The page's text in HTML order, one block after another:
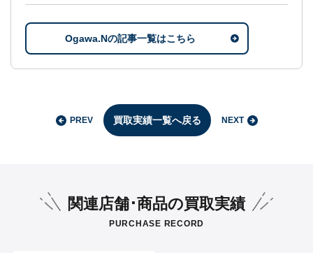
Ogawa.Nの記事一覧はこちら
PREV 買取実績一覧へ戻る NEXT
関連店舗･商品の買取実績
PURCHASE RECORD